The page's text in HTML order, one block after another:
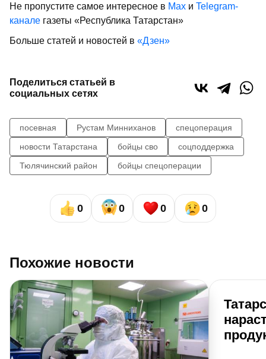
Не пропустите самое интересное в Max и Telegram-
канале газеты «Республика Татарстан»
Больше статей и новостей в «Дзен»
Поделиться статьей в
социальных сетях
посевная Рустам Минниханов
спецоперация
новости Татарстана
бойцы сво
соцподдержка
Тюлячинский район
бойцы спецоперации
0 0 0 0
Похожие новости